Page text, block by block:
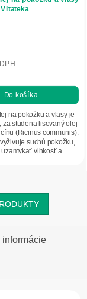
Do košíka
na pokožku a vlasy je
za studena lisovaný olej
(Ricinus communis).
suchú pokožku,
vlhkosť a...
informácie